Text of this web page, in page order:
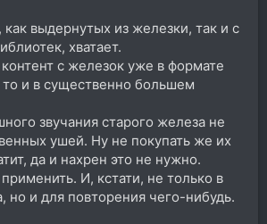
выдернутых из железки, так и с
хватает.
с железок уже в формате
то и в существенно большем
звучания старого железа не
ушей. Ну не покупать же их
да и нахрен это не нужно.
И, кстати, не только в
но и для повторения чего-нибудь.